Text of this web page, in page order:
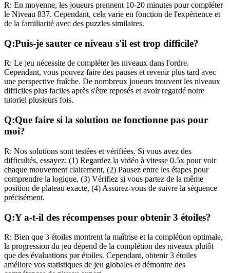
R: En moyenne, les joueurs prennent 10-20 minutes pour compléter
le Niveau 837. Cependant, cela varie en fonction de l'expérience et
de la familiarité avec des puzzles similaires.
Q:Puis-je sauter ce niveau s'il est trop difficile?
R: Le jeu nécessite de compléter les niveaux dans l'ordre.
Cependant, vous pouvez faire des pauses et revenir plus tard avec
une perspective fraîche. De nombreux joueurs trouvent les niveaux
difficiles plus faciles après s'être reposés et avoir regardé notre
tutoriel plusieurs fois.
Q:Que faire si la solution ne fonctionne pas pour
moi?
R: Nos solutions sont testées et vérifiées. Si vous avez des
difficultés, essayez: (1) Regardez la vidéo à vitesse 0.5x pour voir
chaque mouvement clairement, (2) Pausez entre les étapes pour
comprendre la logique, (3) Vérifiez si vous partez de la même
position de plateau exacte, (4) Assurez-vous de suivre la séquence
précisément.
Q:Y a-t-il des récompenses pour obtenir 3 étoiles?
R: Bien que 3 étoiles montrent la maîtrise et la complétion optimale,
la progression du jeu dépend de la complétion des niveaux plutôt
que des évaluations par étoiles. Cependant, obtenir 3 étoiles
améliore vos statistiques de jeu globales et démontre des